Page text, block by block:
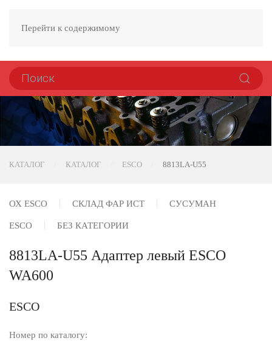
Перейти к содержимому
КАТАЛОГ КАТАЛОГ ESCO 8813LA-U55
ОХ ESCO СКЛАД ФАР ИСТ СУСУМАН
ESCO БЕЗ КАТЕГОРИИ
8813LA-U55 Адаптер левый ESCO
WA600
ESCO
Номер по каталогу: